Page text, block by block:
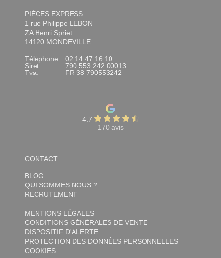
PIÈCES EXPRESS
1 rue Philippe LEBON
ZA Henri Spriet
14120 MONDEVILLE
Téléphone:
02 14 47 16 10
Siret:
790 553 242 00013
Tva:
FR 38 790553242
4.7
170 avis
CONTACT
BLOG
QUI SOMMES NOUS ?
RECRUTEMENT
MENTIONS LÉGALES
CONDITIONS GÉNÉRALES DE VENTE
DISPOSITIF D'ALERTE
PROTECTION DES DONNÉES PERSONNELLES
COOKIES